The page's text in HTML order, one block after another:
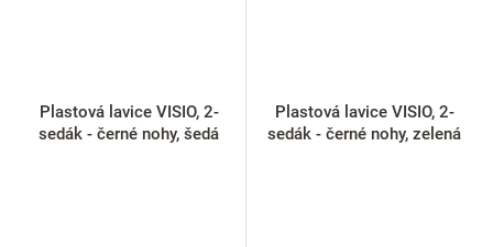
Plastová lavice VISIO, 2-
sedák - černé nohy, šedá
Plastová lavice VISIO, 2-
sedák - černé nohy, zelená